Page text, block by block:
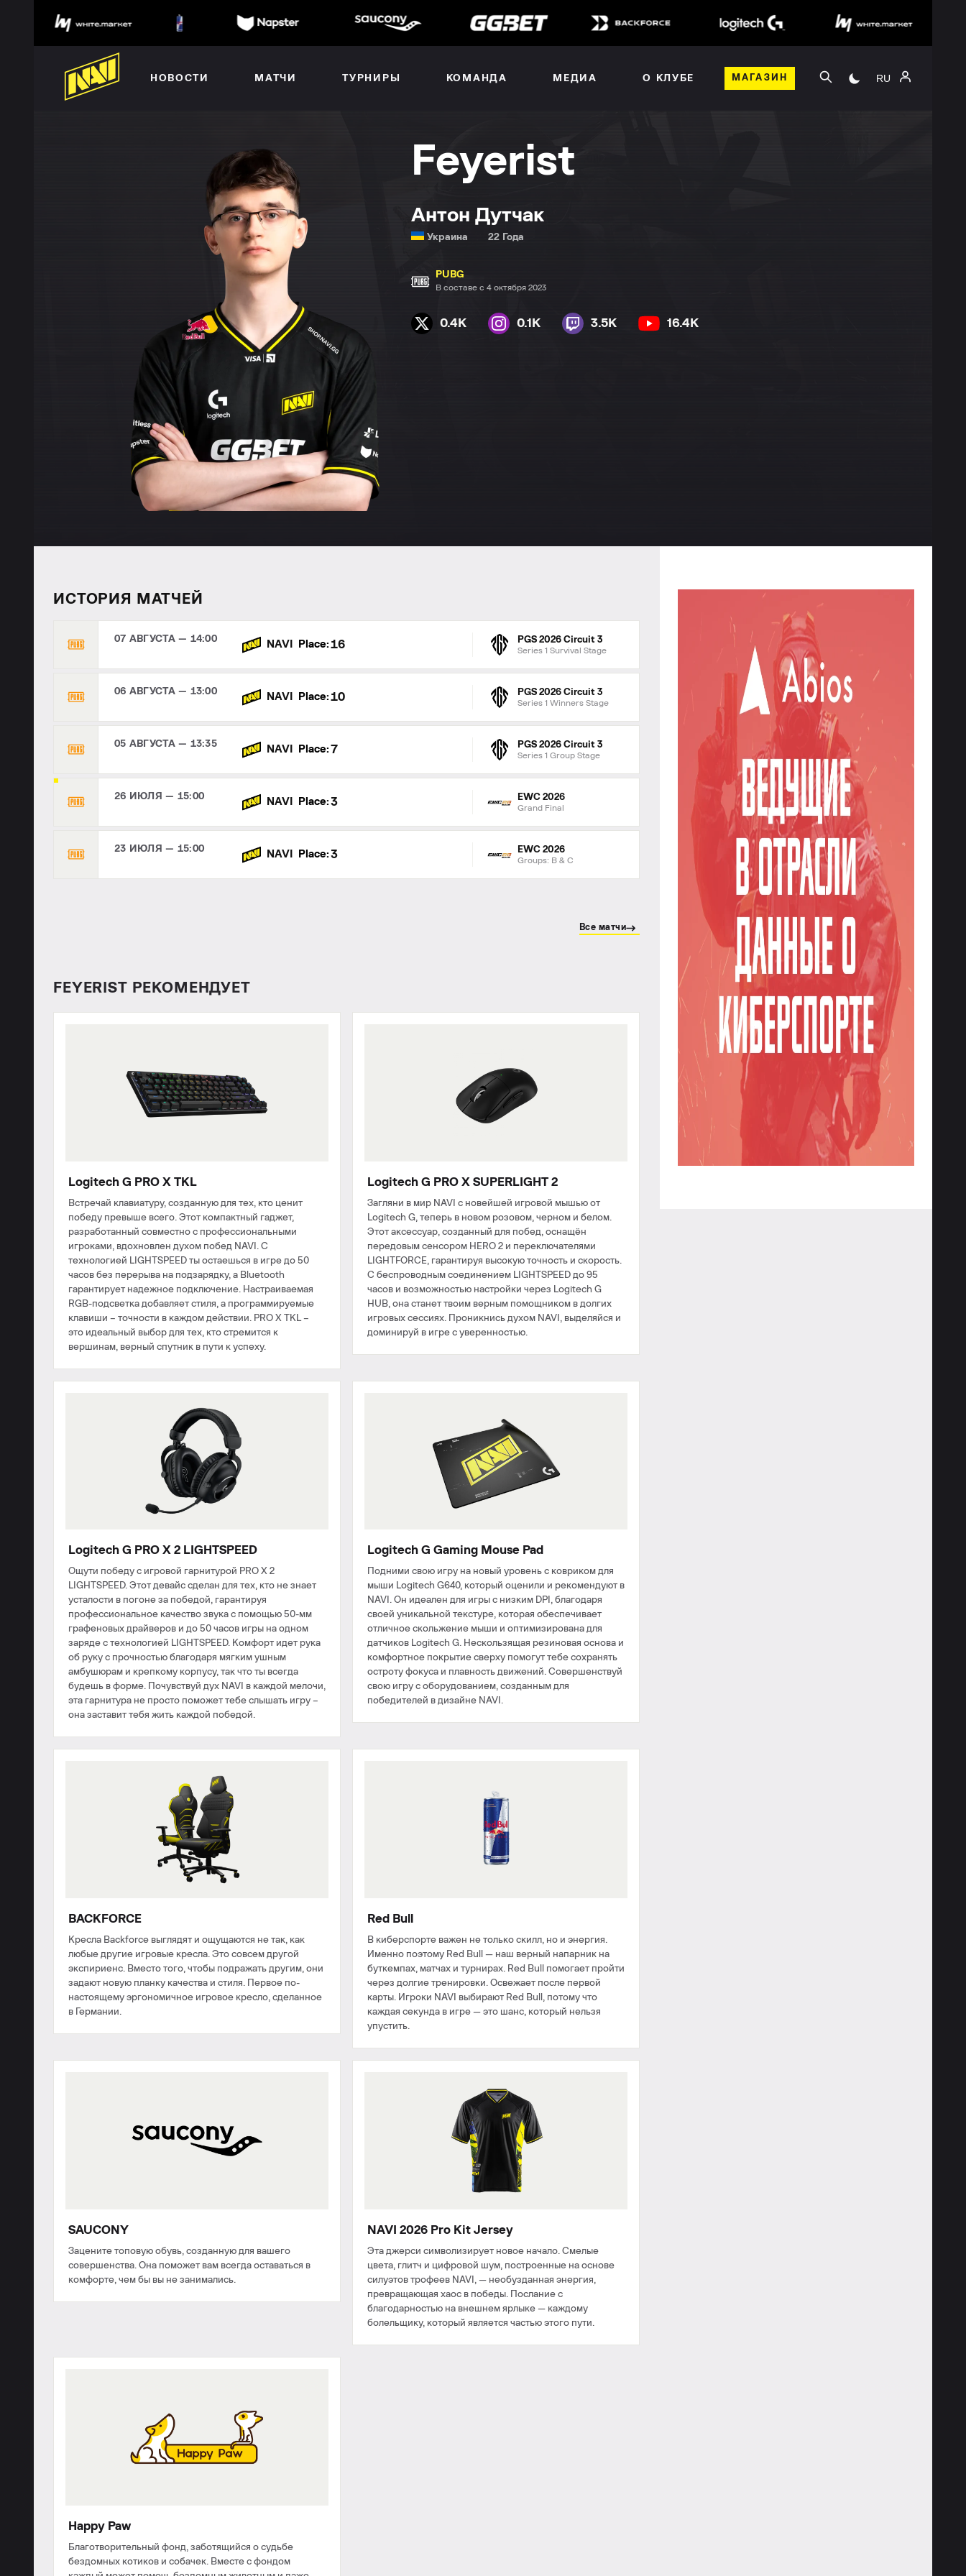
НОВОСТИ МАТЧИ ТУРНИРЫ КОМАНДА МЕДИА О КЛУБЕ МАГАЗИН RU
Feyerist
Антон Дутчак
Украина 22 Года
PUBG
В составе с 4 октября 2023
0.4K 0.1K 3.5K 16.4K
ИСТОРИЯ МАТЧЕЙ
07 АВГУСТА — 14:00 NAVI Place: 16 PGS 2026 Circuit 3
Series 1 Survival Stage
06 АВГУСТА — 13:00 NAVI Place: 10 PGS 2026 Circuit 3
Series 1 Winners Stage
05 АВГУСТА — 13:35 NAVI Place: 7 PGS 2026 Circuit 3
Series 1 Group Stage
26 ИЮЛЯ — 15:00 NAVI Place: 3 EWC 2026
Grand Final
23 ИЮЛЯ — 15:00 NAVI Place: 3 EWC 2026
Groups: B & C
Все матчи
FEYERIST РЕКОМЕНДУЕТ
Logitech G PRO X TKL
Встречай клавиатуру, созданную для тех, кто ценит
победу превыше всего. Этот компактный гаджет,
разработанный совместно с профессиональными
игроками, вдохновлен духом побед NAVI. С
технологией LIGHTSPEED ты остаешься в игре до 50
часов без перерыва на подзарядку, а Bluetooth
гарантирует надежное подключение. Настраиваемая
RGB-подсветка добавляет стиля, а программируемые
клавиши – точности в каждом действии. PRO X TKL –
это идеальный выбор для тех, кто стремится к
вершинам, верный спутник в пути к успеху.
Logitech G PRO X SUPERLIGHT 2
Загляни в мир NAVI с новейшей игровой мышью от
Logitech G, теперь в новом розовом, черном и белом.
Этот аксессуар, созданный для побед, оснащён
передовым сенсором HERO 2 и переключателями
LIGHTFORCE, гарантируя высокую точность и скорость.
С беспроводным соединением LIGHTSPEED до 95
часов и возможностью настройки через Logitech G
HUB, она станет твоим верным помощником в долгих
игровых сессиях. Проникнись духом NAVI, выделяйся и
доминируй в игре с уверенностью.
Logitech G PRO X 2 LIGHTSPEED
Ощути победу с игровой гарнитурой PRO X 2
LIGHTSPEED. Этот девайс сделан для тех, кто не знает
усталости в погоне за победой, гарантируя
профессиональное качество звука с помощью 50-мм
графеновых драйверов и до 50 часов игры на одном
заряде с технологией LIGHTSPEED. Комфорт идет рука
об руку с прочностью благодаря мягким ушным
амбушюрам и крепкому корпусу, так что ты всегда
будешь в форме. Почувствуй дух NAVI в каждой мелочи,
эта гарнитура не просто поможет тебе слышать игру –
она заставит тебя жить каждой победой.
Logitech G Gaming Mouse Pad
Подними свою игру на новый уровень с ковриком для
мыши Logitech G640, который оценили и рекомендуют в
NAVI. Он идеален для игры с низким DPI, благодаря
своей уникальной текстуре, которая обеспечивает
отличное скольжение мыши и оптимизирована для
датчиков Logitech G. Нескользящая резиновая основа и
комфортное покрытие сверху помогут тебе сохранять
остроту фокуса и плавность движений. Совершенствуй
свою игру с оборудованием, созданным для
победителей в дизайне NAVI.
BACKFORCE
Кресла Backforce выглядят и ощущаются не так, как
любые другие игровые кресла. Это совсем другой
экспириенс. Вместо того, чтобы подражать другим, они
задают новую планку качества и стиля. Первое по-
настоящему эргономичное игровое кресло, сделанное
в Германии.
Red Bull
В киберспорте важен не только скилл, но и энергия.
Именно поэтому Red Bull — наш верный напарник на
буткемпах, матчах и турнирах. Red Bull помогает пройти
через долгие тренировки. Освежает после первой
карты. Игроки NAVI выбирают Red Bull, потому что
каждая секунда в игре — это шанс, который нельзя
упустить.
SAUCONY
Зацените топовую обувь, созданную для вашего
совершенства. Она поможет вам всегда оставаться в
комфорте, чем бы вы не занимались.
NAVI 2026 Pro Kit Jersey
Эта джерси символизирует новое начало. Смелые
цвета, глитч и цифровой шум, построенные на основе
силуэтов трофеев NAVI, — необузданная энергия,
превращающая хаос в победы. Послание с
благодарностью на внешнем ярлыке — каждому
болельщику, который является частью этого пути.
Happy Paw
Благотворительный фонд, заботящийся о судьбе
бездомных котиков и собачек. Вместе с фондом